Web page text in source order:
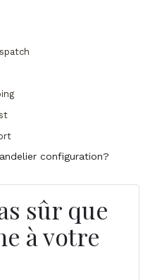
configuration?
sûr que
à votre